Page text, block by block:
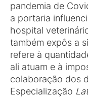
pandemia de
a portaria
hospital
também expôs a
refere à
ali atuam e à
colaboração dos
Especialização